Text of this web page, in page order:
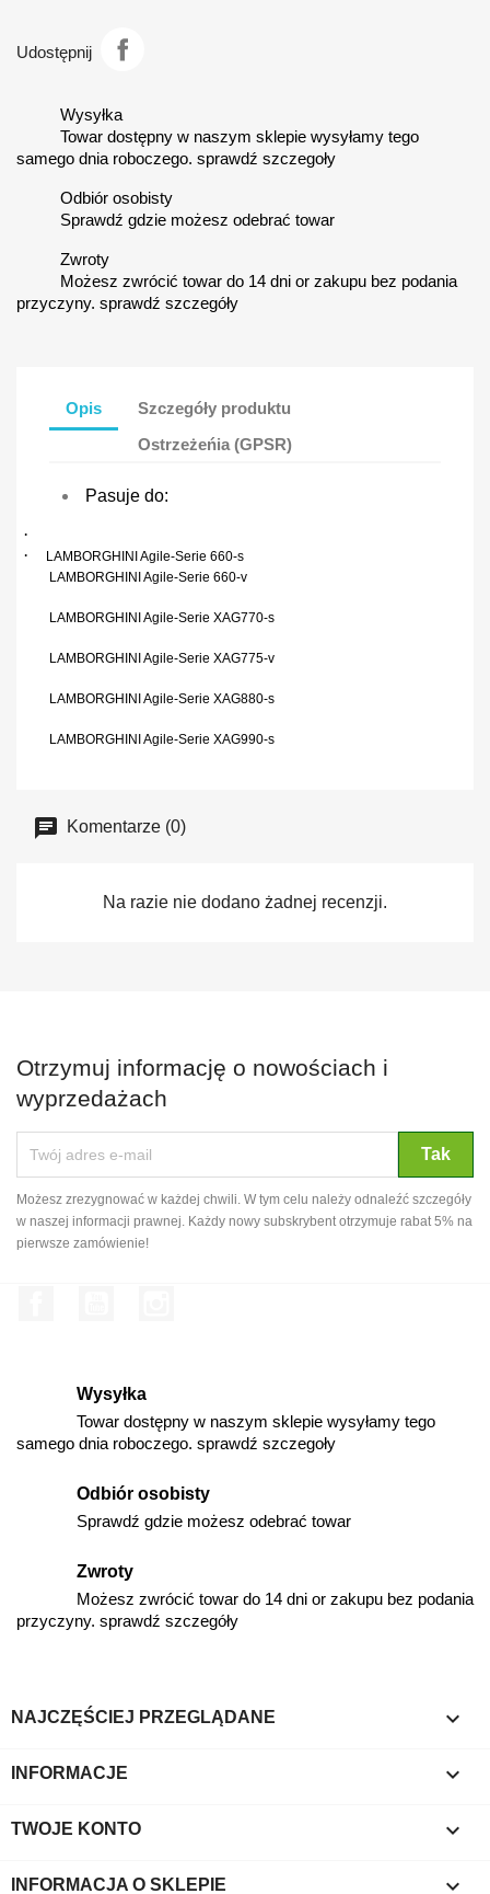
Udostępnij
Wysyłka
Towar dostępny w naszym sklepie wysyłamy tego
samego dnia roboczego. sprawdź szczegoły
Odbiór osobisty
Sprawdź gdzie możesz odebrać towar
Zwroty
Możesz zwrócić towar do 14 dni or zakupu bez podania
przyczyny. sprawdź szczegóły
Opis
Szczegóły produktu
Ostrzeżeńia (GPSR)
Pasuje do:
·
·
LAMBORGHINI Agile-Serie 660-s
LAMBORGHINI Agile-Serie 660-v
LAMBORGHINI Agile-Serie XAG770-s
LAMBORGHINI Agile-Serie XAG775-v
LAMBORGHINI Agile-Serie XAG880-s
LAMBORGHINI Agile-Serie XAG990-s
Komentarze (0)
Na razie nie dodano żadnej recenzji.
Otrzymuj informację o nowościach i
wyprzedażach
Możesz zrezygnować w każdej chwili. W tym celu należy odnaleźć szczegóły
w naszej informacji prawnej. Każdy nowy subskrybent otrzymuje rabat 5% na
pierwsze zamówienie!
Wysyłka
Towar dostępny w naszym sklepie wysyłamy tego
samego dnia roboczego. sprawdź szczegoły
Odbiór osobisty
Sprawdź gdzie możesz odebrać towar
Zwroty
Możesz zwrócić towar do 14 dni or zakupu bez podania
przyczyny. sprawdź szczegóły
NAJCZĘŚCIEJ PRZEGLĄDANE 
INFORMACJE 
TWOJE KONTO 
INFORMACJA O SKLEPIE keyboard_arrow_down